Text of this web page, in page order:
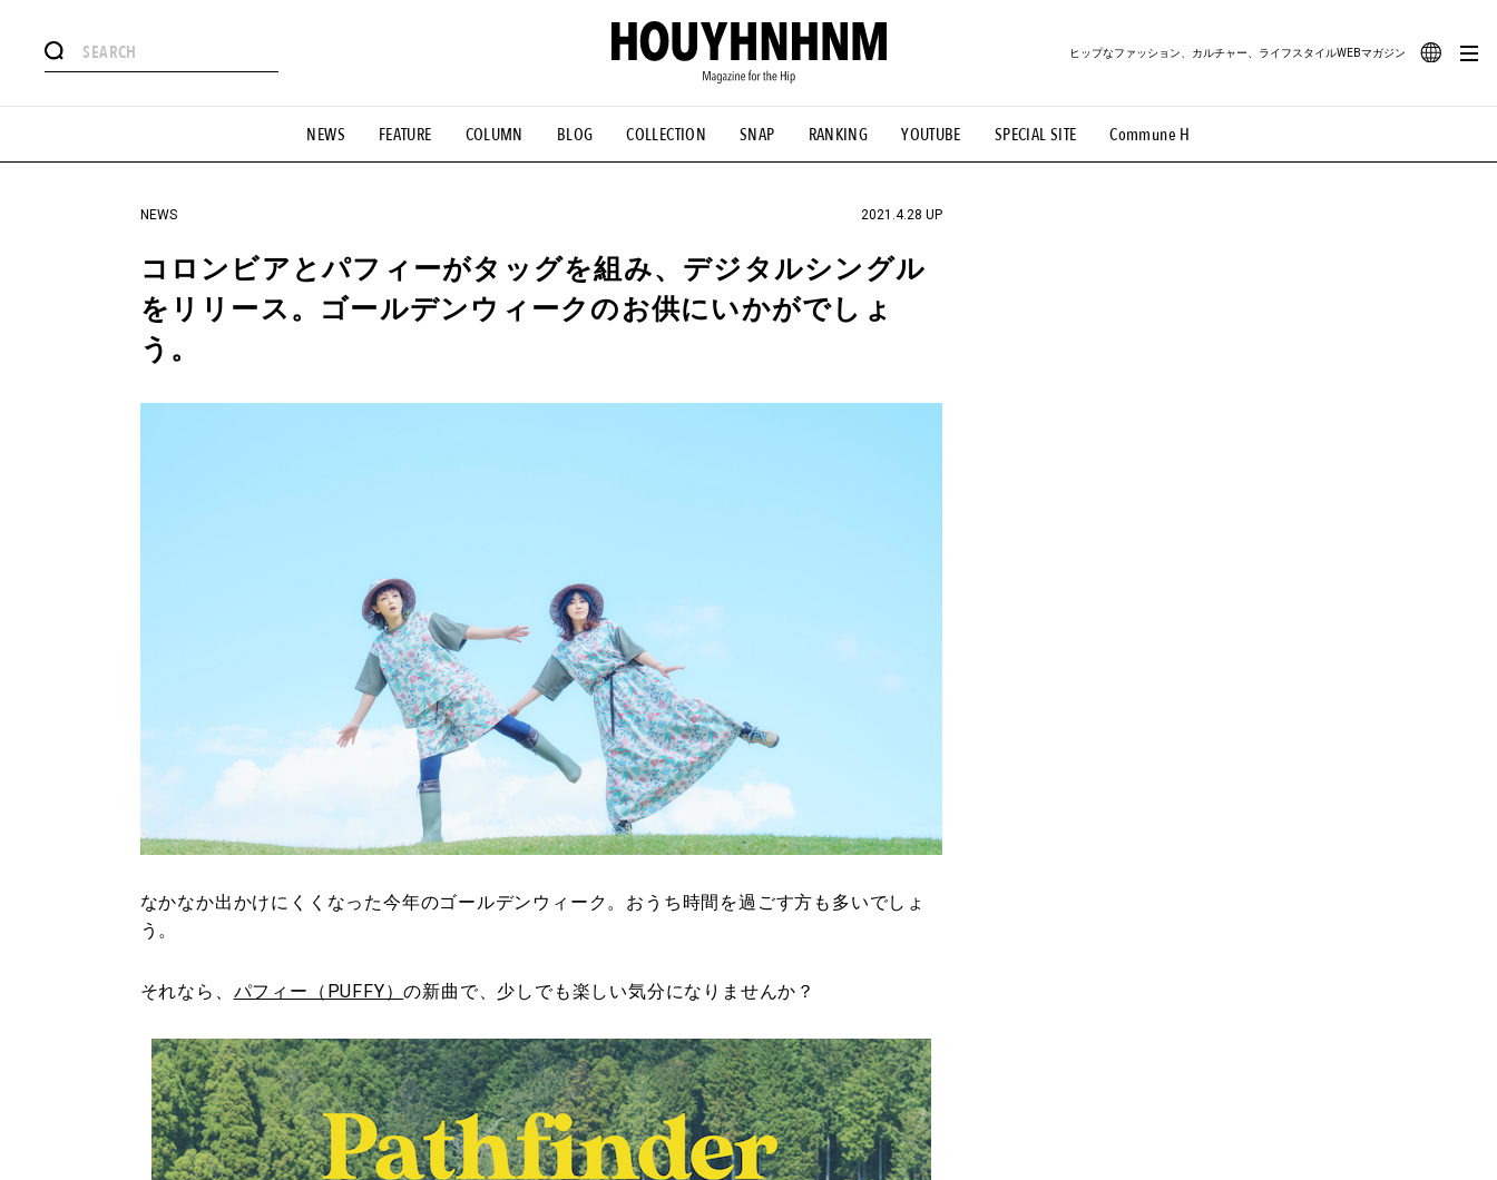
NEWS FEATURE COLUMN BLOG COLLECTION SNAP RANKING YOUTUBE SPECIAL SITE Commune H
ヒップなファッション、カルチャー、ライフスタイルWEBマガジン
#憧れの逸品 #ESSENTIAL DESIGNS #古着サミット #NEW VINTAGE #マイナーグッド図鑑 #路地裏てぃーん。 #MONTHLY JOURNAL
#GH 銘品の所以 #フイナムのYouTube #Commune H #FOCUS IT #AH.H #ととけん #FASHION #MUSIC #MOVIE #LIFESTYLE #SNEAKER #OUTDOOR
#HANDSOME HANDBOOK
NEWS 2021.4.28 UP
コロンビアとパフィーがタッグを組み、デジタルシングル
をリリース。ゴールデンウィークのお供にいかがでしょ
う。
なかなか出かけにくくなった今年のゴールデンウィーク。おうち時間を過ごす方も多いでしょ
う。
それなら、 パフィー（PUFFY）の新曲で、少しでも楽しい気分になりませんか？